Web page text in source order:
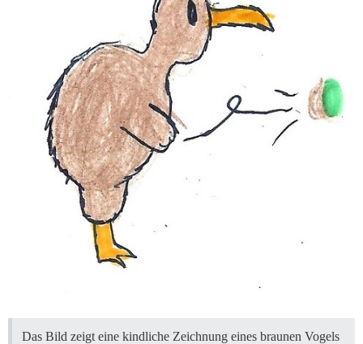
Das Bild zeigt eine kindliche Zeichnung eines braunen Vogels